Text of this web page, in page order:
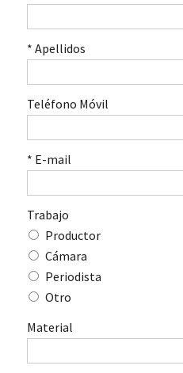
* Apellidos
Teléfono Móvil
* E-mail
Trabajo
Productor
Cámara
Periodista
Otro
Material